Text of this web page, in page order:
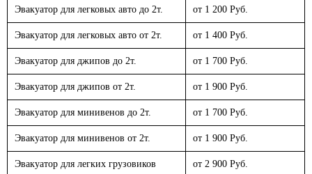
Эвакуатор для легковых авто до 2т. от 1 200 Руб.
Эвакуатор для легковых авто от 2т. от 1 400 Руб.
Эвакуатор для джипов до 2т. от 1 700 Руб.
Эвакуатор для джипов от 2т. от 1 900 Руб.
Эвакуатор для минивенов до 2т. от 1 700 Руб.
Эвакуатор для минивенов от 2т. от 1 900 Руб.
Эвакуатор для легких грузовиков от 2 900 Руб.